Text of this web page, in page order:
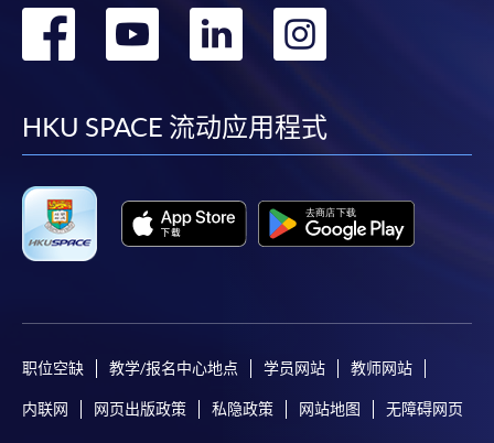
转
facebook
转
youtube
转
linkedin
转
HKU SPACE 流动应用程式
职位空缺 教学/报名中心地点 学员网站 教师网站
内联网 网页出版政策 私隐政策 网站地图 无障碍网页